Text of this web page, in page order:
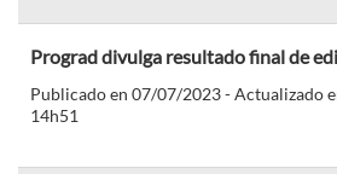
Prograd divulga resultado final de
Publicado en 07/07/2023 - Actualizado
14h51